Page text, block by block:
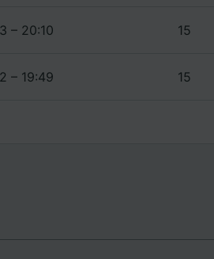
– 20:10 15
– 19:49 15